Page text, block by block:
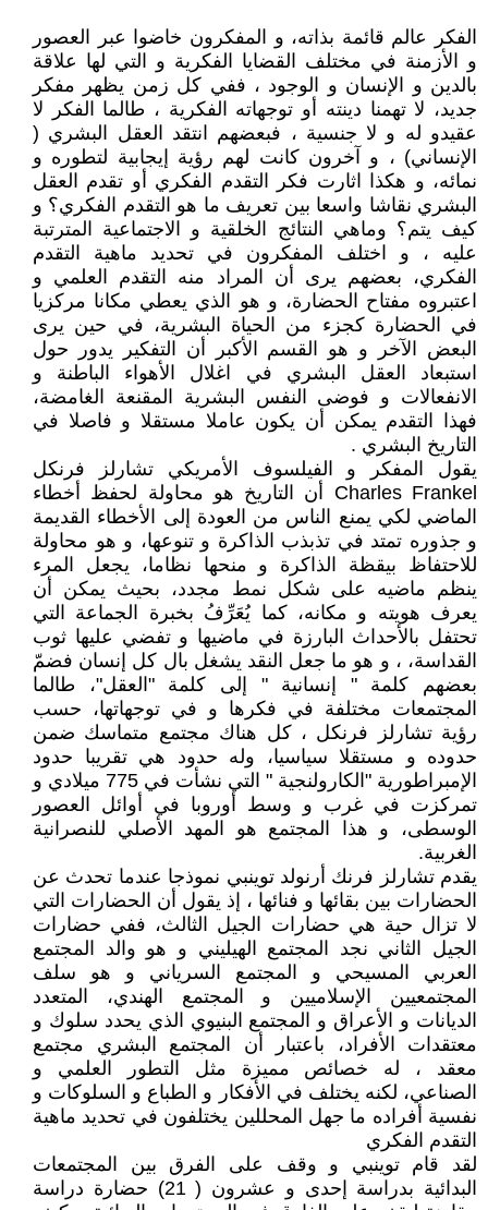
الفكر عالم قائمة بذاته، و المفكرون خاضوا عبر العصور
و الأزمنة في مختلف القضايا الفكرية و التي لها علاقة
بالدين و الإنسان و الوجود ، ففي كل زمن يظهر مفكر
جديد، لا تهمنا دينته أو توجهاته الفكرية ، طالما الفكر لا
عقيدو له و لا جنسية ، فبعضهم انتقد العقل البشري (
الإنساني) ، و آخرون كانت لهم رؤية إيجابية لتطوره و
نمائه، و هكذا اثارت فكر التقدم الفكري أو تقدم العقل
البشري نقاشا واسعا بين تعريف ما هو التقدم الفكري؟ و
كيف يتم؟ وماهي النتائج الخلقية و الاجتماعية المترتبة
عليه ، و اختلف المفكرون في تحديد ماهية التقدم
الفكري، بعضهم يرى أن المراد منه التقدم العلمي و
اعتبروه مفتاح الحضارة، و هو الذي يعطي مكانا مركزيا
في الحضارة كجزء من الحياة البشرية، في حين يرى
البعض الآخر و هو القسم الأكبر أن التفكير يدور حول
استبعاد العقل البشري في اغلال الأهواء الباطنة و
الانفعالات و فوضى النفس البشرية المقنعة الغامضة،
فهذا التقدم يمكن أن يكون عاملا مستقلا و فاصلا في
التاريخ البشري .
يقول المفكر و الفيلسوف الأمريكي تشارلز فرنكل
Charles Frankel أن التاريخ هو محاولة لحفظ أخطاء
الماضي لكي يمنع الناس من العودة إلى الأخطاء القديمة
و جذوره تمتد في تذبذب الذاكرة و تنوعها، و هو محاولة
للاحتفاظ بيقظة الذاكرة و منحها نظاما، يجعل المرء
ينظم ماضيه على شكل نمط مجدد، بحيث يمكن أن
يعرف هويته و مكانه، كما يُعَرِّفُ بخبرة الجماعة التي
تحتفل بالأحداث البارزة في ماضيها و تفضي عليها ثوب
القداسة، ، و هو ما جعل النقد يشغل بال كل إنسان فضمّ
بعضهم كلمة " إنسانية " إلى كلمة "العقل"، طالما
المجتمعات مختلفة في فكرها و في توجهاتها، حسب
رؤية تشارلز فرنكل ، كل هناك مجتمع متماسك ضمن
حدوده و مستقلا سياسيا، وله حدود هي تقريبا حدود
الإمبراطورية "الكارولنجية " التي نشأت في 775 ميلادي و
تمركزت في غرب و وسط أوروبا في أوائل العصور
الوسطى، و هذا المجتمع هو المهد الأصلي للنصرانية
الغربية.
يقدم تشارلز فرنك أرنولد توينبي نموذجا عندما تحدث عن
الحضارات بين بقائها و فنائها ، إذ يقول أن الحضارات التي
لا تزال حية هي حضارات الجيل الثالث، ففي حضارات
الجيل الثاني نجد المجتمع الهيليني و هو والد المجتمع
العربي المسيحي و المجتمع السرياني و هو سلف
المجتمعيين الإسلاميين و المجتمع الهندي، المتعدد
الديانات و الأعراق و المجتمع البنيوي الذي يحدد سلوك و
معتقدات الأفراد، باعتبار أن المجتمع البشري مجتمع
معقد ، له خصائص مميزة مثل التطور العلمي و
الصناعي، لكنه يختلف في الأفكار و الطباع و السلوكات و
نفسية أفراده ما جهل المحللين يختلفون في تحديد ماهية
التقدم الفكري
لقد قام توينبي و وقف على الفرق بين المجتمعات
البدائية بدراسة إحدى و عشرون ( 21) حضارة دراسة